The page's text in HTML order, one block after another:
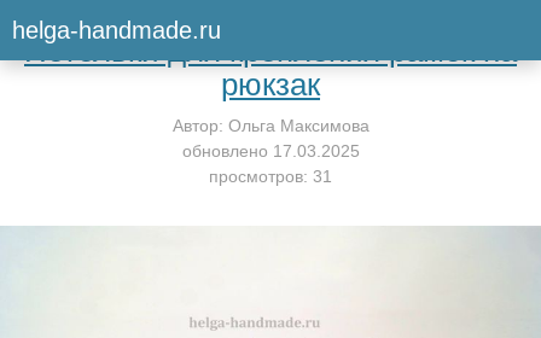
helga-handmade.ruВернуться к мастер-классу
Петельки для крепления рамок на
рюкзак
Автор: Ольга Максимова
обновлено 17.03.2025
просмотров: 31